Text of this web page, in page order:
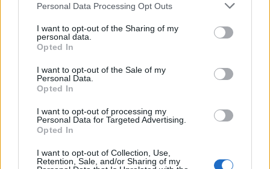
Personal Data Processing Opt Outs
I want to opt-out of the Sharing of my
personal data.
Opted In
I want to opt-out of the Sale of my
Personal Data.
Opted In
I want to opt-out of processing my
Personal Data for Targeted Advertising.
Opted In
I want to opt-out of Collection, Use,
Retention, Sale, and/or Sharing of my
di frustini quando arrivano le automobili; nessuno
racconta i meccanici, i gommisti, i costruttori di
strade, gli assicuratori e i concessionari che
È il grande errore di prospettiva
ancora oggi. Quando una fabbrica automatizza, si
contano i posti persi. Molto più difficile contare
quelli che verranno creati nella progettazione,
nella manutenzione, nel software, nella logistica.